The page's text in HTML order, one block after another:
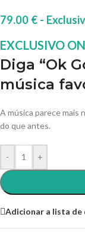
79.00 €
Diga “Ok
música
A música parece mais
do que antes.
- +
Adicionar a lista de